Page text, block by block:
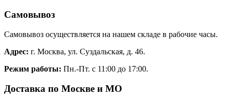
Самовывоз
Самовывоз осуществляется на нашем складе в рабочие часы.
Адрес: г. Москва, ул. Суздальская, д. 46.
Режим работы: Пн.-Пт. с 11:00 до 17:00.
Доставка по Москве и МО